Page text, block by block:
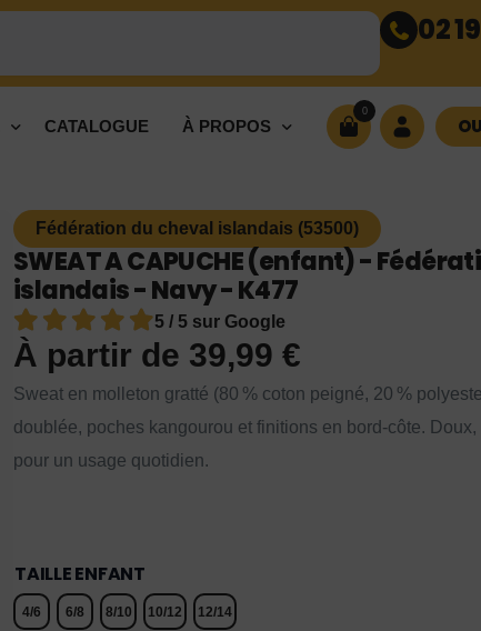
02
CATALOGUE À PROPOS
0
Fédération du cheval islandais (53500)
SWEAT A CAPUCHE (enfant) -
islandais - Navy - K477
5 / 5 sur Google
À partir de 39,99 €
Sweat en molleton gratté (80 % coton peigné, 20 %
doublée, poches kangourou et finitions en bord-côte.
pour un usage quotidien.
TAILLE ENFANT
4/6 6/8 8/10 10/12 12/14